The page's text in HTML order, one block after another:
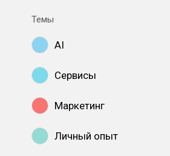
Темы
AI
Сервисы
Маркетинг
Личный опыт